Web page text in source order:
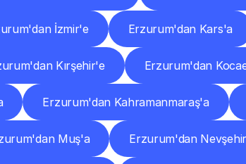
İzmir'e Erzurum'dan Kars'a
Kırşehir'e Erzurum'dan
Erzurum'dan Kahramanmaraş'a
Muş'a Erzurum'dan